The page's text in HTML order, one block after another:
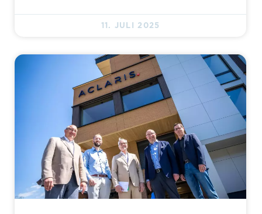
11. JULI 2025